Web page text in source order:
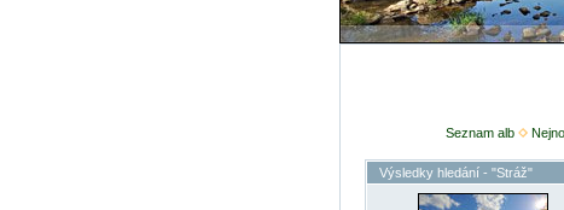
Seznam alb
Výsledky hledání - "Stráž"